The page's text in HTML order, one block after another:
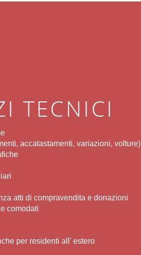
TECNICI
accatastamenti, variazioni, volture)
atti di compravendita e donazioni
comodati
per residenti all' estero